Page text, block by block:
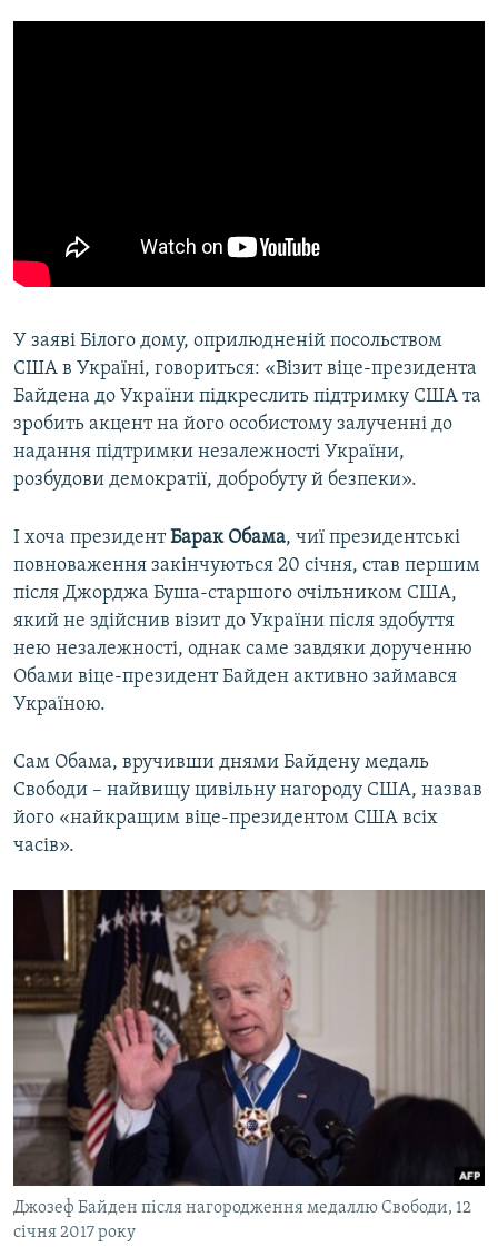
У заяві Білого дому, оприлюдненій посольством
США в Україні, говориться: «Візит віце-президента
Байдена до України підкреслить підтримку США та
зробить акцент на його особистому залученні до
надання підтримки незалежності України,
розбудови демократії, добробуту й безпеки».
І хоча президентБарак Обама, чиї президентські
повноваження закінчуються 20 січня, став першим
після Джорджа Буша-старшого очільником США,
який не здійснив візит до України після здобуття
нею незалежності, однак саме завдяки дорученню
Обами віце-президент Байден активно займався
Україною.
Сам Обама, вручивши днями Байдену медаль
Свободи – найвищу цивільну нагороду США, назвав
його «найкращим віце-президентом США всіх
часів».
Джозеф Байден після нагородження медаллю Свободи, 12
січня 2017 року